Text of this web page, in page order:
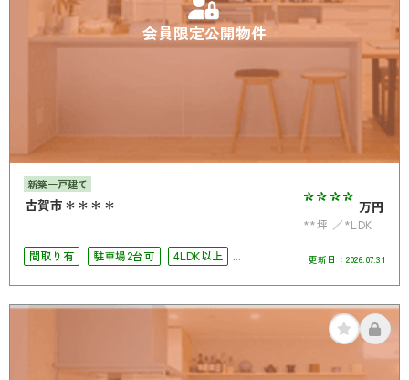
会員限定公開物件
新築一戸建て
古賀市＊＊＊＊ **** 万円
**坪
*LDK
間取り有
駐車場2台可
4LDK以上
更新日： 2026.07.31